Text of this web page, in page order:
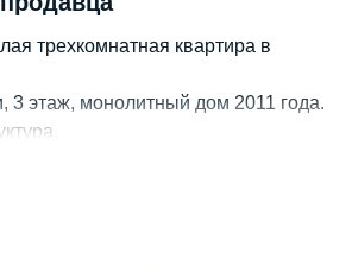
трехкомнатная квартира в
3 этаж, монолитный дом 2011 года.